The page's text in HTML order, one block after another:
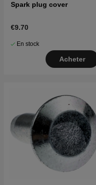
Spark plug cover
€9.70
En stock
Acheter